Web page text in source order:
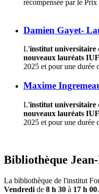
récompensée par le
Damien Gayet-
L'institut universitaire
nouveaux lauréats
2025 et pour une durée
Maxime
L'institut universitaire
nouveaux lauréats
2025 et pour une durée
Bibliothèque
La bibliothèque de l'institut
Vendredi de 8 h 30 à 17 h 00.